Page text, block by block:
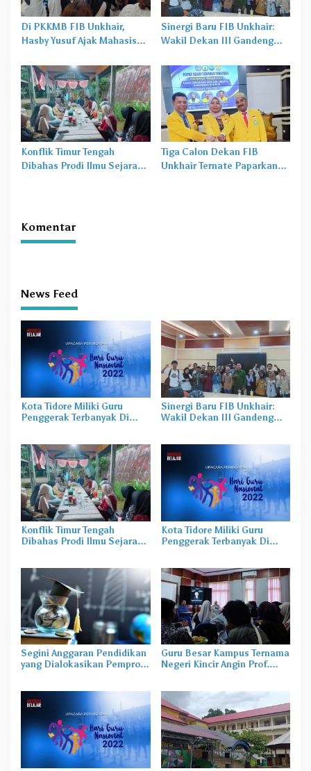
Di PKKMB FIB Unkhair,
Hasby Yusuf Ajak Mahasiswa
Budaya dan Literasi
Sinergi Baru FIB Unkhair:
Wakil Dekan III Gandeng
Prestasi Mahasiswa ke Level
Nasional
Konflik Timur Tengah
Dibahas Prodi Ilmu Sejarah
Tiga Calon Dekan FIB
Unkhair Ternate Paparkan
Komentar
News Feed
Kota Tidore Miliki Guru
Penggerak Terbanyak Di
Sinergi Baru FIB Unkhair:
Wakil Dekan III Gandeng
Nasional
Konflik Timur Tengah
Dibahas Prodi Ilmu Sejarah
Terdampak
Kota Tidore Miliki Guru
Penggerak Terbanyak Di
Segini Anggaran Pendidikan
yang Dialokasikan Pemprov
Guru Besar Kampus Ternama
Negeri Kincir Angin Prof.
Ternate